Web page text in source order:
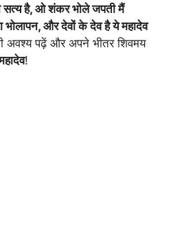
सत्य है, ओ शंकर भोले जपती मैं
भोलापन, और देवों के देव है ये महादेव
अवश्य पढ़ें और अपने भीतर शिवमय
!